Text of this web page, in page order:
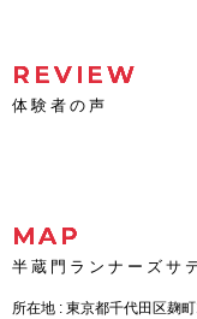
REVIEW
体験者の声
MAP
半蔵門ランナーズサ
所在地 : 東京都千代田区麹